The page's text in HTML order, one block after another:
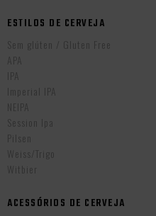
ESTILOS DE CERVEJA
Sem glúten / Gluten Free
APA
IPA
Imperial IPA
NEIPA
Session Ipa
Pilsen
Weiss/Trigo
Witbier
ACESSÓRIOS DE CERVEJA